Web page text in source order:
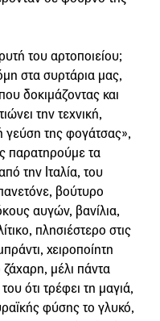
του αρτοποιείου;
στα συρτάρια μας,
δοκιμάζοντας και
την τεχνική,
γεύση της φογάτσας»,
παρατηρούμε τα
την Ιταλία, του
βούτυρο
αυγών, βανίλια,
πλησιέστερο στις
χειροποίητη
μέλι πάντα
ότι τρέφει τη μαγιά,
φύσης το γλυκό,